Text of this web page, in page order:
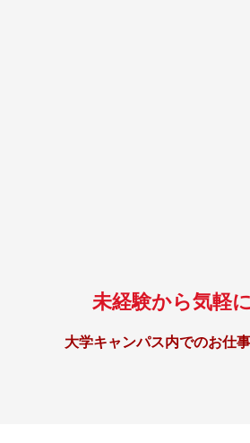
未経験から気軽
大学キャンパス内でのお仕